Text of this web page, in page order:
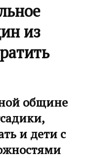
из
общине
и дети с